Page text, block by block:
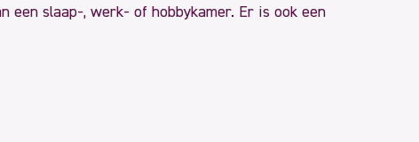
een slaap-, werk- of hobbykamer. Er is ook een